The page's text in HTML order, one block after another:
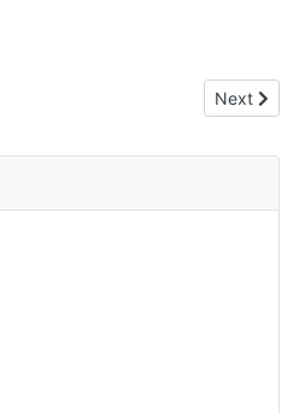
Συμπόσιο 2025 Next
Next